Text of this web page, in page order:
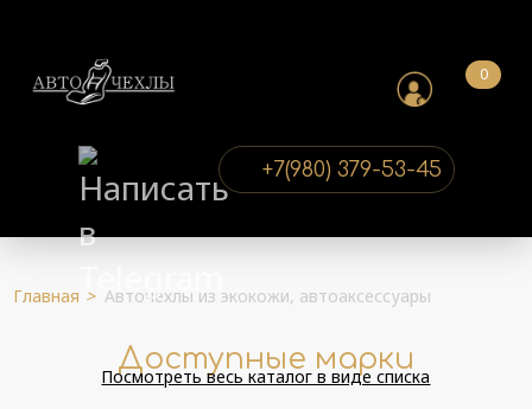
0
+7(980) 379-53-45
Главная > Авточехлы из экокожи, автоаксессуары
Доступные марки
Посмотреть весь каталог в виде списка